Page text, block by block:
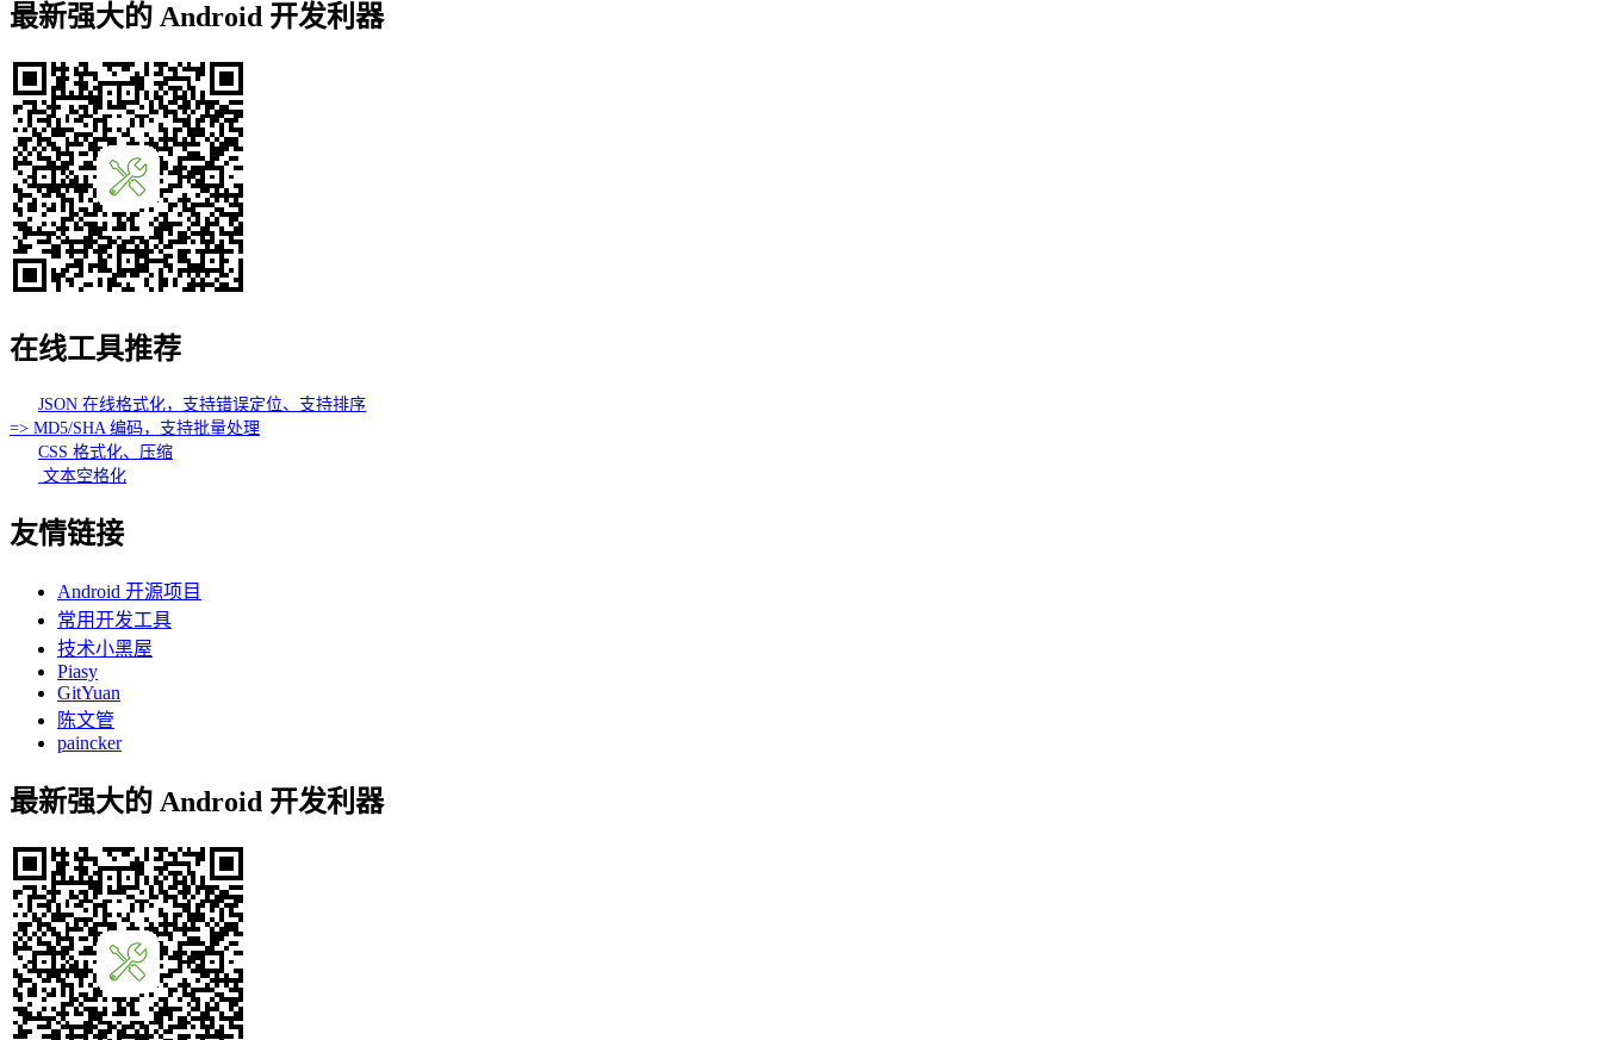
最新强大的 Android 开发利器
在线工具推荐
JSON 在线格式化，支持错误定位、支持排序
=> MD5/SHA 编码，支持批量处理
CSS 格式化、压缩
文本空格化
友情链接
Android 开源项目
常用开发工具
技术小黑屋
Piasy
GitYuan
陈文管
paincker
最新强大的 Android 开发利器